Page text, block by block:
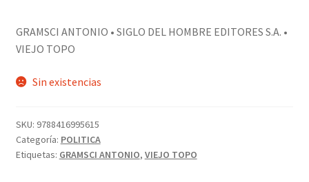
GRAMSCI ANTONIO • SIGLO DEL HOMBRE EDITORES S.A. •
VIEJO TOPO
Sin existencias
SKU: 9788416995615
Categoría: POLITICA
Etiquetas: GRAMSCI ANTONIO, VIEJO TOPO